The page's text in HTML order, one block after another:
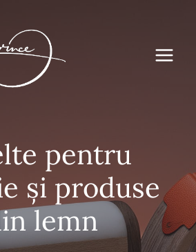
pentru
și produse
lemn